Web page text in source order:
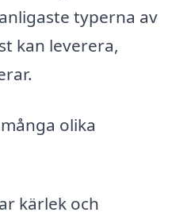
typerna av
kan leverera,
olika
kärlek och